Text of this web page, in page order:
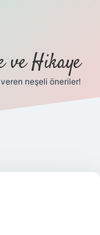
ve Hikaye
neşeli öneriler!